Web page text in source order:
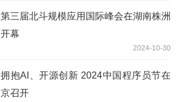
第三届北斗规模应用国际峰会在湖南株洲
开幕
2024-10-30
拥抱AI、开源创新 2024中国程序员节在
京召开